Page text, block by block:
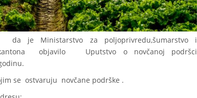
da je Ministarstvo za poljoprivredu,šumarstvo i
kantona objavilo Uputstvo o novčanoj podršci
se ostvaruju novčane podrške .